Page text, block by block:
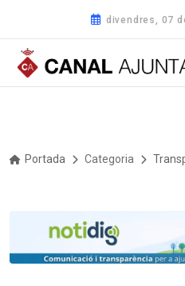
divendres, 07
Portada Categoria